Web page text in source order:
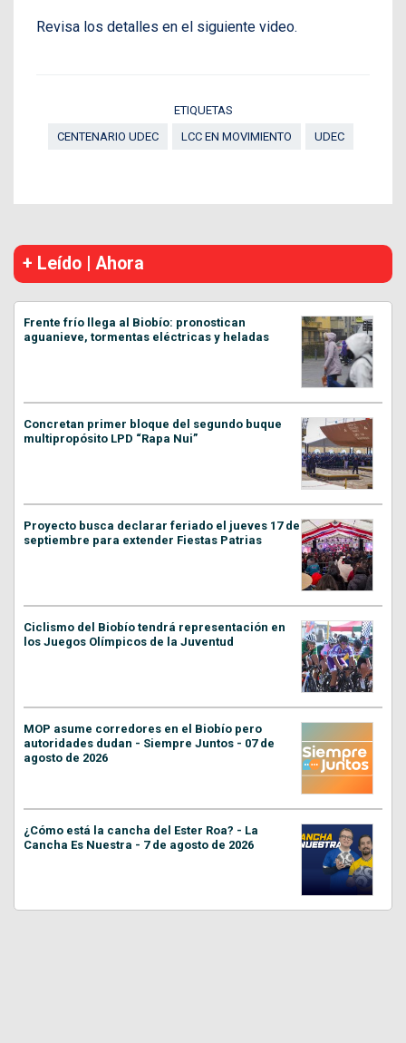
Revisa los detalles en el siguiente video.
ETIQUETAS
CENTENARIO UDEC
LCC EN MOVIMIENTO UDEC
+ Leído | Ahora
Frente frío llega al Biobío: pronostican
aguanieve, tormentas eléctricas y heladas
Concretan primer bloque del segundo buque
multipropósito LPD “Rapa Nui”
Proyecto busca declarar feriado el jueves 17 de
septiembre para extender Fiestas Patrias
Ciclismo del Biobío tendrá representación en
los Juegos Olímpicos de la Juventud
MOP asume corredores en el Biobío pero
autoridades dudan - Siempre Juntos - 07 de
agosto de 2026
¿Cómo está la cancha del Ester Roa? - La
Cancha Es Nuestra - 7 de agosto de 2026